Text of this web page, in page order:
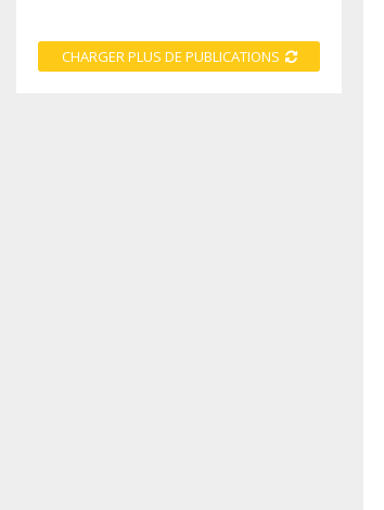
CHARGER PLUS DE PUBLICATIONS